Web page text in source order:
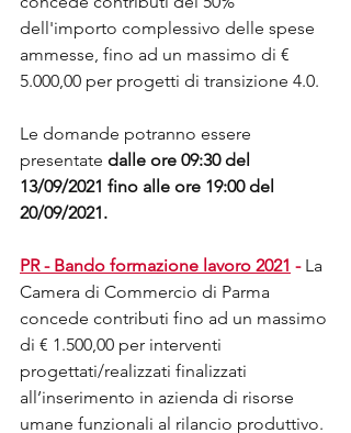
dell'importo complessivo delle spese
ammesse, fino ad un massimo di €
5.000,00 per progetti di transizione 4.0.
Le domande potranno essere
presentate dalle ore 09:30 del
13/09/2021 fino alle ore 19:00 del
20/09/2021.
PR - Bando formazione lavoro 2021 - La
Camera di Commercio di Parma
concede contributi fino ad un massimo
di € 1.500,00 per interventi
progettati/realizzati finalizzati
all’inserimento in azienda di risorse
umane funzionali al rilancio produttivo.